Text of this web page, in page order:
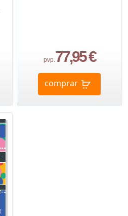
pvp.77,95 €
comprar